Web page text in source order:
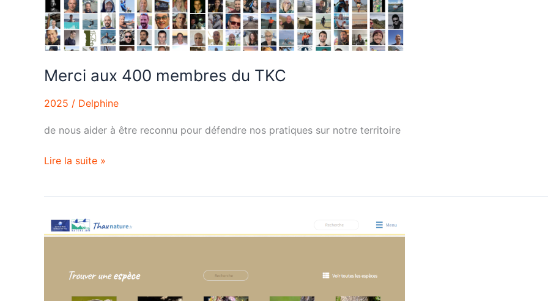
Merci aux 400 membres du TKC
2025 / Delphine
de nous aider à être reconnu pour défendre nos pratiques sur notre territoire
Lire la suite »
Nous
partageons
espace